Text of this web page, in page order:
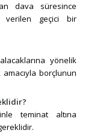
dava süresince
verilen geçici bir
yönelik
amacıyla borçlunun
teminat altına